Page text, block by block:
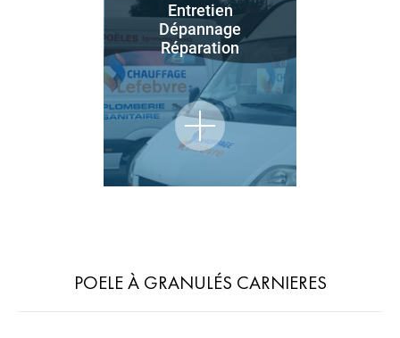
Entretien
Dépannage
Réparation
POELE À GRANULÉS CARNIERES